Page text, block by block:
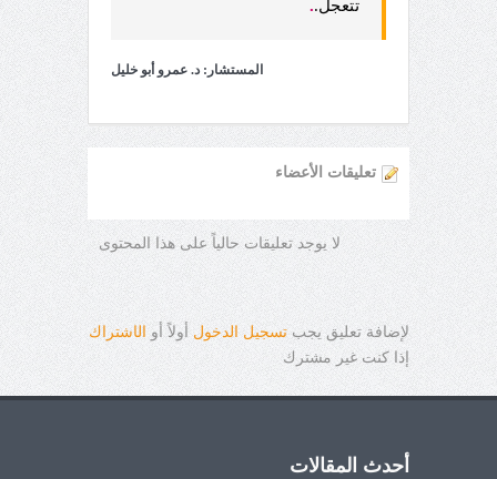
تتعجل..
المستشار: د. عمرو أبو خليل
تعليقات الأعضاء
لا يوجد تعليقات حالياً على هذا المحتوى
لإضافة تعليق يجب تسجيل الدخولأولاً أو الاشتراك
إذا كنت غير مشترك
أحدث المقالات